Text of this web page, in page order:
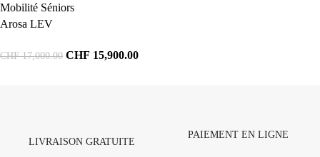
Mobilité Séniors
Arosa LEV
CHF17,000.00 CHF 15,900.00
LIVRAISON GRATUITE
PAIEMENT EN LIGNE